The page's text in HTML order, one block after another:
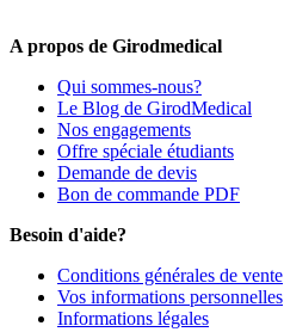
A propos de Girodmedical
Qui sommes-nous?
Le Blog de GirodMedical
Nos engagements
Offre spéciale étudiants
Demande de devis
Bon de commande PDF
Besoin d'aide?
Conditions générales de vente
Vos informations personnelles
Informations légales